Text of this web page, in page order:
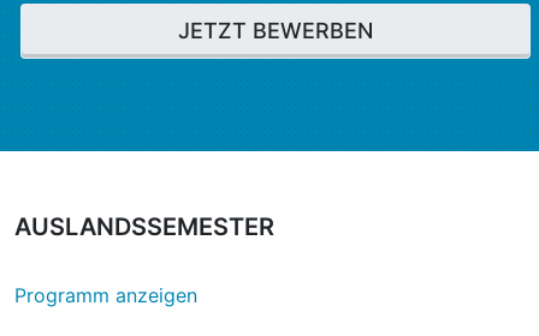
JETZT BEWERBEN
AUSLANDSSEMESTER
Programm anzeigen